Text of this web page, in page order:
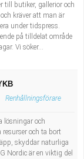
till butiker, gallerior och
kräver att man är
under tidspress.
på tilldelat område
Vi söker...
Renhållningsförare
lösningar och
och ta bort
skyddar naturliga
Nordic är en viktig del